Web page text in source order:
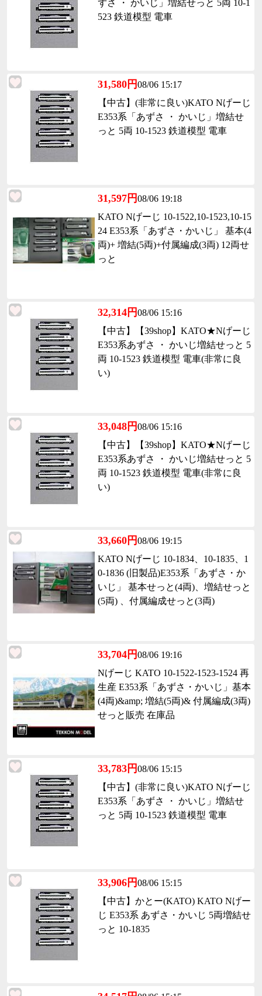
ずさ ・ かいじ」増結せっと 5両 10-1
523 鉄道模型 電車
31,580円08/06 15:17
【中古】(非常に良い)KATO Nげーじ
E353系「あずさ ・ かいじ」増結せ
っと 5両 10-1523 鉄道模型 電車
31,597円08/06 19:18
KATO Nげーじ 10-1522,10-1523,10-15
24 E353系「あずさ・かいじ」 基本(4
両)+ 増結(5両)+付属編成(3両) 12両せ
っと
32,314円08/06 15:16
【中古】【39shop】KATO★Nげーじ
E353系あずさ ・ かいじ増結せっと 5
両 10-1523 鉄道模型 電車(非常に良
い)
33,048円08/06 15:16
【中古】【39shop】KATO★Nげーじ
E353系あずさ ・ かいじ増結せっと 5
両 10-1523 鉄道模型 電車(非常に良
い)
33,660円08/06 19:15
KATO Nげーじ 10-1834、10-1835、1
0-1836 (旧製品)E353系「あずさ・か
いじ」 基本せっと(4両)、増結せっと
(5両) 、付属編成せっと(3両)
33,704円08/06 19:16
Nげーじ KATO 10-1522-1523-1524 再
生産 E353系「あずさ・かいじ」基本
(4両)&amp; 増結(5両)& 付属編成(3両)
せっと販売 在庫品
33,783円08/06 15:15
【中古】(非常に良い)KATO Nげーじ
E353系「あずさ ・ かいじ」増結せ
っと 5両 10-1523 鉄道模型 電車
33,906円08/06 15:15
【中古】かとー(KATO) KATO Nげー
じ E353系 あずさ・かいじ 5両増結せ
っと 10-1835